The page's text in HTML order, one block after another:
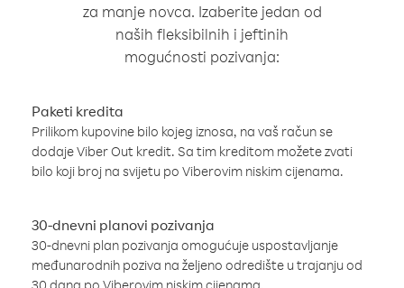
za manje novca. Izaberite jedan od
naših fleksibilnih i jeftinih
mogućnosti pozivanja:
Paketi kredita
Prilikom kupovine bilo kojeg iznosa, na vaš račun se
dodaje Viber Out kredit. Sa tim kreditom možete zvati
bilo koji broj na svijetu po Viberovim niskim cijenama.
30-dnevni planovi pozivanja
30-dnevni plan pozivanja omogućuje uspostavljanje
međunarodnih poziva na željeno odredište u trajanju od